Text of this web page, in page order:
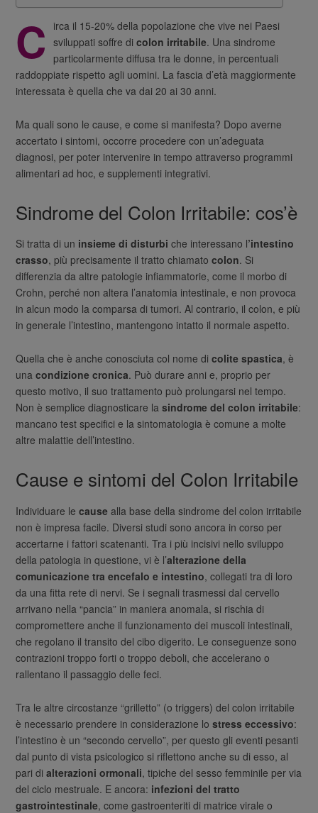
C
irca il 15-20% della popolazione che vive nei Paesi
sviluppati soffre dicolon irritabile. Una sindrome
particolarmente diffusa tra le donne, in percentuali
raddoppiate rispetto agli uomini. La fascia d’età maggiormente
interessata è quella che va dai 20 ai 30 anni.
Ma quali sono le cause, e come si manifesta? Dopo averne
accertato i sintomi, occorre procedere con un’adeguata
diagnosi, per poter intervenire in tempo attraverso programmi
alimentari ad hoc, e supplementi integrativi.
Sindrome del Colon Irritabile: cos’è
Si tratta di un insieme di disturbi che interessano l’intestino
crasso, più precisamente il tratto chiamatocolon. Si
differenzia da altre patologie infiammatorie, come il morbo di
Crohn, perché non altera l’anatomia intestinale, e non provoca
in alcun modo la comparsa di tumori. Al contrario, il colon, e più
in generale l’intestino, mantengono intatto il normale aspetto.
Quella che è anche conosciuta col nome dicolite spastica, è
unacondizione cronica. Può durare anni e, proprio per
questo motivo, il suo trattamento può prolungarsi nel tempo.
Non è semplice diagnosticare lasindrome del colon irritabile:
mancano test specifici e la sintomatologia è comune a molte
altre malattie dell’intestino.
Cause e sintomi del Colon Irritabile
Individuare lecause alla base della sindrome del colon irritabile
non è impresa facile. Diversi studi sono ancora in corso per
accertarne i fattori scatenanti. Tra i più incisivi nello sviluppo
della patologia in questione, vi è l’alterazione della
comunicazione tra encefalo e intestino, collegati tra di loro
da una fitta rete di nervi. Se i segnali trasmessi dal cervello
arrivano nella “pancia” in maniera anomala, si rischia di
compromettere anche il funzionamento dei muscoli intestinali,
che regolano il transito del cibo digerito. Le conseguenze sono
contrazioni troppo forti o troppo deboli, che accelerano o
rallentano il passaggio delle feci.
Tra le altre circostanze “grilletto” (o triggers) del colon irritabile
è necessario prendere in considerazione lostress eccessivo:
l’intestino è un “secondo cervello”, per questo gli eventi pesanti
dal punto di vista psicologico si riflettono anche su di esso, al
pari dialterazioni ormonali, tipiche del sesso femminile per via
del ciclo mestruale. E ancora: infezioni del tratto
gastrointestinale, come gastroenteriti di matrice virale o